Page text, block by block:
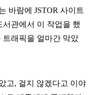
바람에 JSTOR 사이트
관에서 이 작업을 했
트래픽을 얼마간 막았
고, 걸지 않겠다고 이야